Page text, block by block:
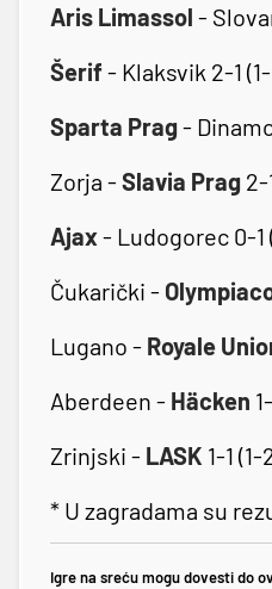
Aris Limassol -
Šerif- Klaksvik 2-1 (1-
Sparta Prag-
Zorja - Slavia Prag 2-
Ajax- Ludogorec 0-1
Čukarički -
Lugano - Royale
Aberdeen - Häcken
Zrinjski - LASK 1-1 (1-
* U zagradama su
Igre na sreću mogu dovesti do